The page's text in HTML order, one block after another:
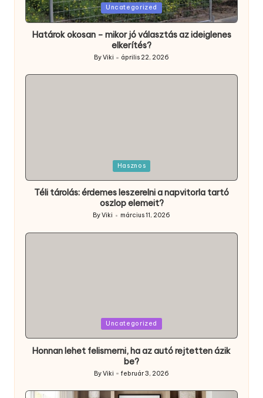
Posted
in
Uncategorized
Határok okosan – mikor jó választás az ideiglenes
elkerítés?
Posted
by
ByViki április 22, 2026
Hasznos
Téli tárolás: érdemes leszerelni a napvitorla tartó
oszlop elemeit?
Posted
ByViki március 11, 2026
Uncategorized
Honnan lehet felismerni, ha az autó rejtetten ázik
be?
Posted
by
ByViki február 3, 2026